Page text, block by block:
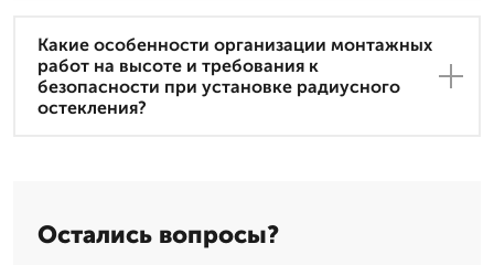
Какие особенности организации монтажных
работ на высоте и требования к
безопасности при установке радиусного
остекления?
Остались вопросы?